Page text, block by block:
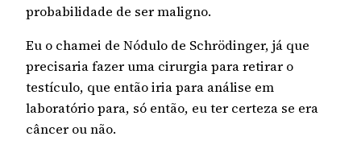
probabilidade de ser maligno.
Eu o chamei de Nódulo de Schrödinger, já que
precisaria fazer uma cirurgia para retirar o
testículo, que então iria para análise em
laboratório para, só então, eu ter certeza se era
câncer ou não.